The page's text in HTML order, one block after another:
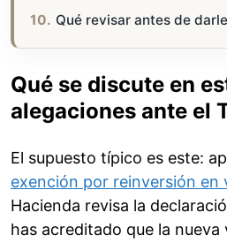
Qué revisar antes de
Qué se discute en
alegaciones ante el
El supuesto típico es este:
exención por reinversión en
Hacienda revisa la
has acreditado que la nueva